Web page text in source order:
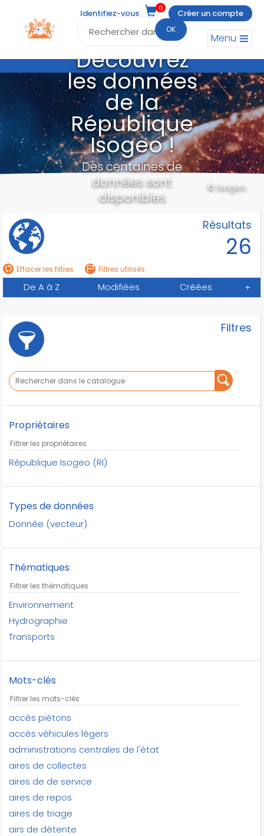
OK
Menu
Identifiez-vous
0
Créer un compte
Découvrez
les données
de la
République
Isogeo !
Des centaines de
données sont
disponibles
© Isogeo
Résultats
26
Effacer les filtres Filtres utilisés
De A à Z Modifiées Créées +
Filtres
Propriétaires
République Isogeo (RI)
Types de données
Donnée (vecteur)
Thématiques
Environnement
Hydrographie
Transports
Mots-clés
accès piétons
accès véhicules légers
administrations centrales de l'état
aires de collectes
aires de de service
aires de repos
aires de triage
airs de détente